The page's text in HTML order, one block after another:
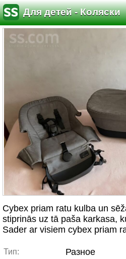
Для детей - Коляски
Cybex priam ratu kulba un
stiprinās uz tā paša karkasa,
Sader ar visiem cybex priam
Тип: Разное